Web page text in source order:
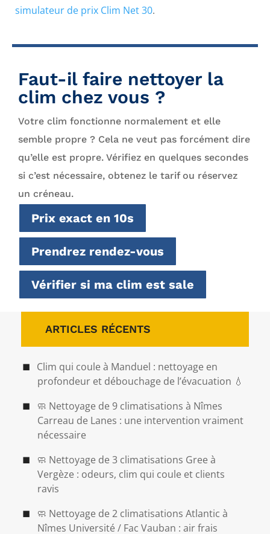
simulateur de prix Clim Net 30.
Faut-il faire nettoyer la
clim chez vous ?
Votre clim fonctionne normalement et elle
semble propre ? Cela ne veut pas forcément dire
qu’elle est propre. Vérifiez en quelques secondes
si c’est nécessaire, obtenez le tarif ou réservez
un créneau.
Prix exact en 10s
Prendrez rendez-vous
Vérifier si ma clim est sale
ARTICLES RÉCENTS
Clim qui coule à Manduel : nettoyage en
profondeur et débouchage de l’évacuation 💧
🧼 Nettoyage de 9 climatisations à Nîmes
Carreau de Lanes : une intervention vraiment
nécessaire
🧼 Nettoyage de 3 climatisations Gree à
Vergèze : odeurs, clim qui coule et clients
ravis
🧼 Nettoyage de 2 climatisations Atlantic à
Nîmes Université / Fac Vauban : air frais